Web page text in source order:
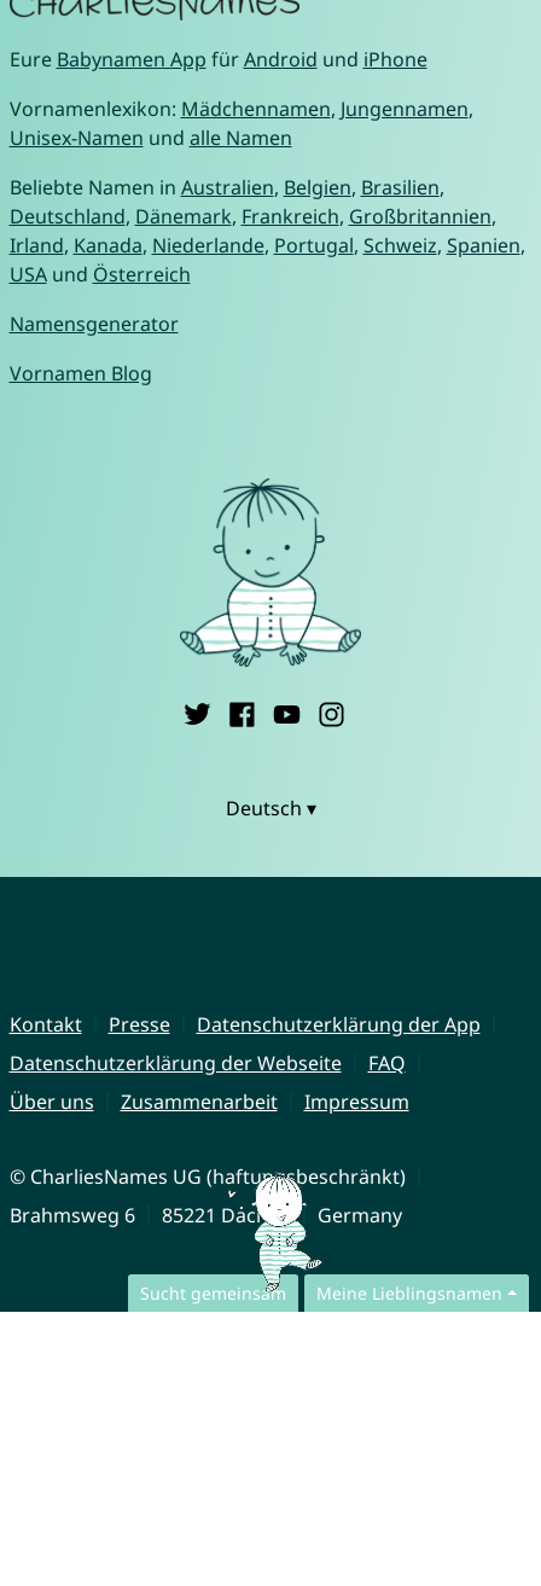
Sucht gemeinsam Meine Lieblingsnamen
Eure Babynamen App fürAndroid und iPhone
Vornamenlexikon: Mädchennamen, Jungennamen,
Unisex-Namen und alle Namen
Beliebte Namen in Australien, Belgien, Brasilien,
Deutschland, Dänemark, Frankreich, Großbritannien,
Irland, Kanada, Niederlande, Portugal, Schweiz, Spanien,
USAund Österreich
Namensgenerator
Vornamen Blog
Deutsch ▾
Kontakt Presse
Datenschutzerklärung der App
Datenschutzerklärung der Webseite
FAQ
Über uns
Zusammenarbeit Impressum
© CharliesNames UG (haftungsbeschränkt)
Brahmsweg 6
85221 Dachau Germany